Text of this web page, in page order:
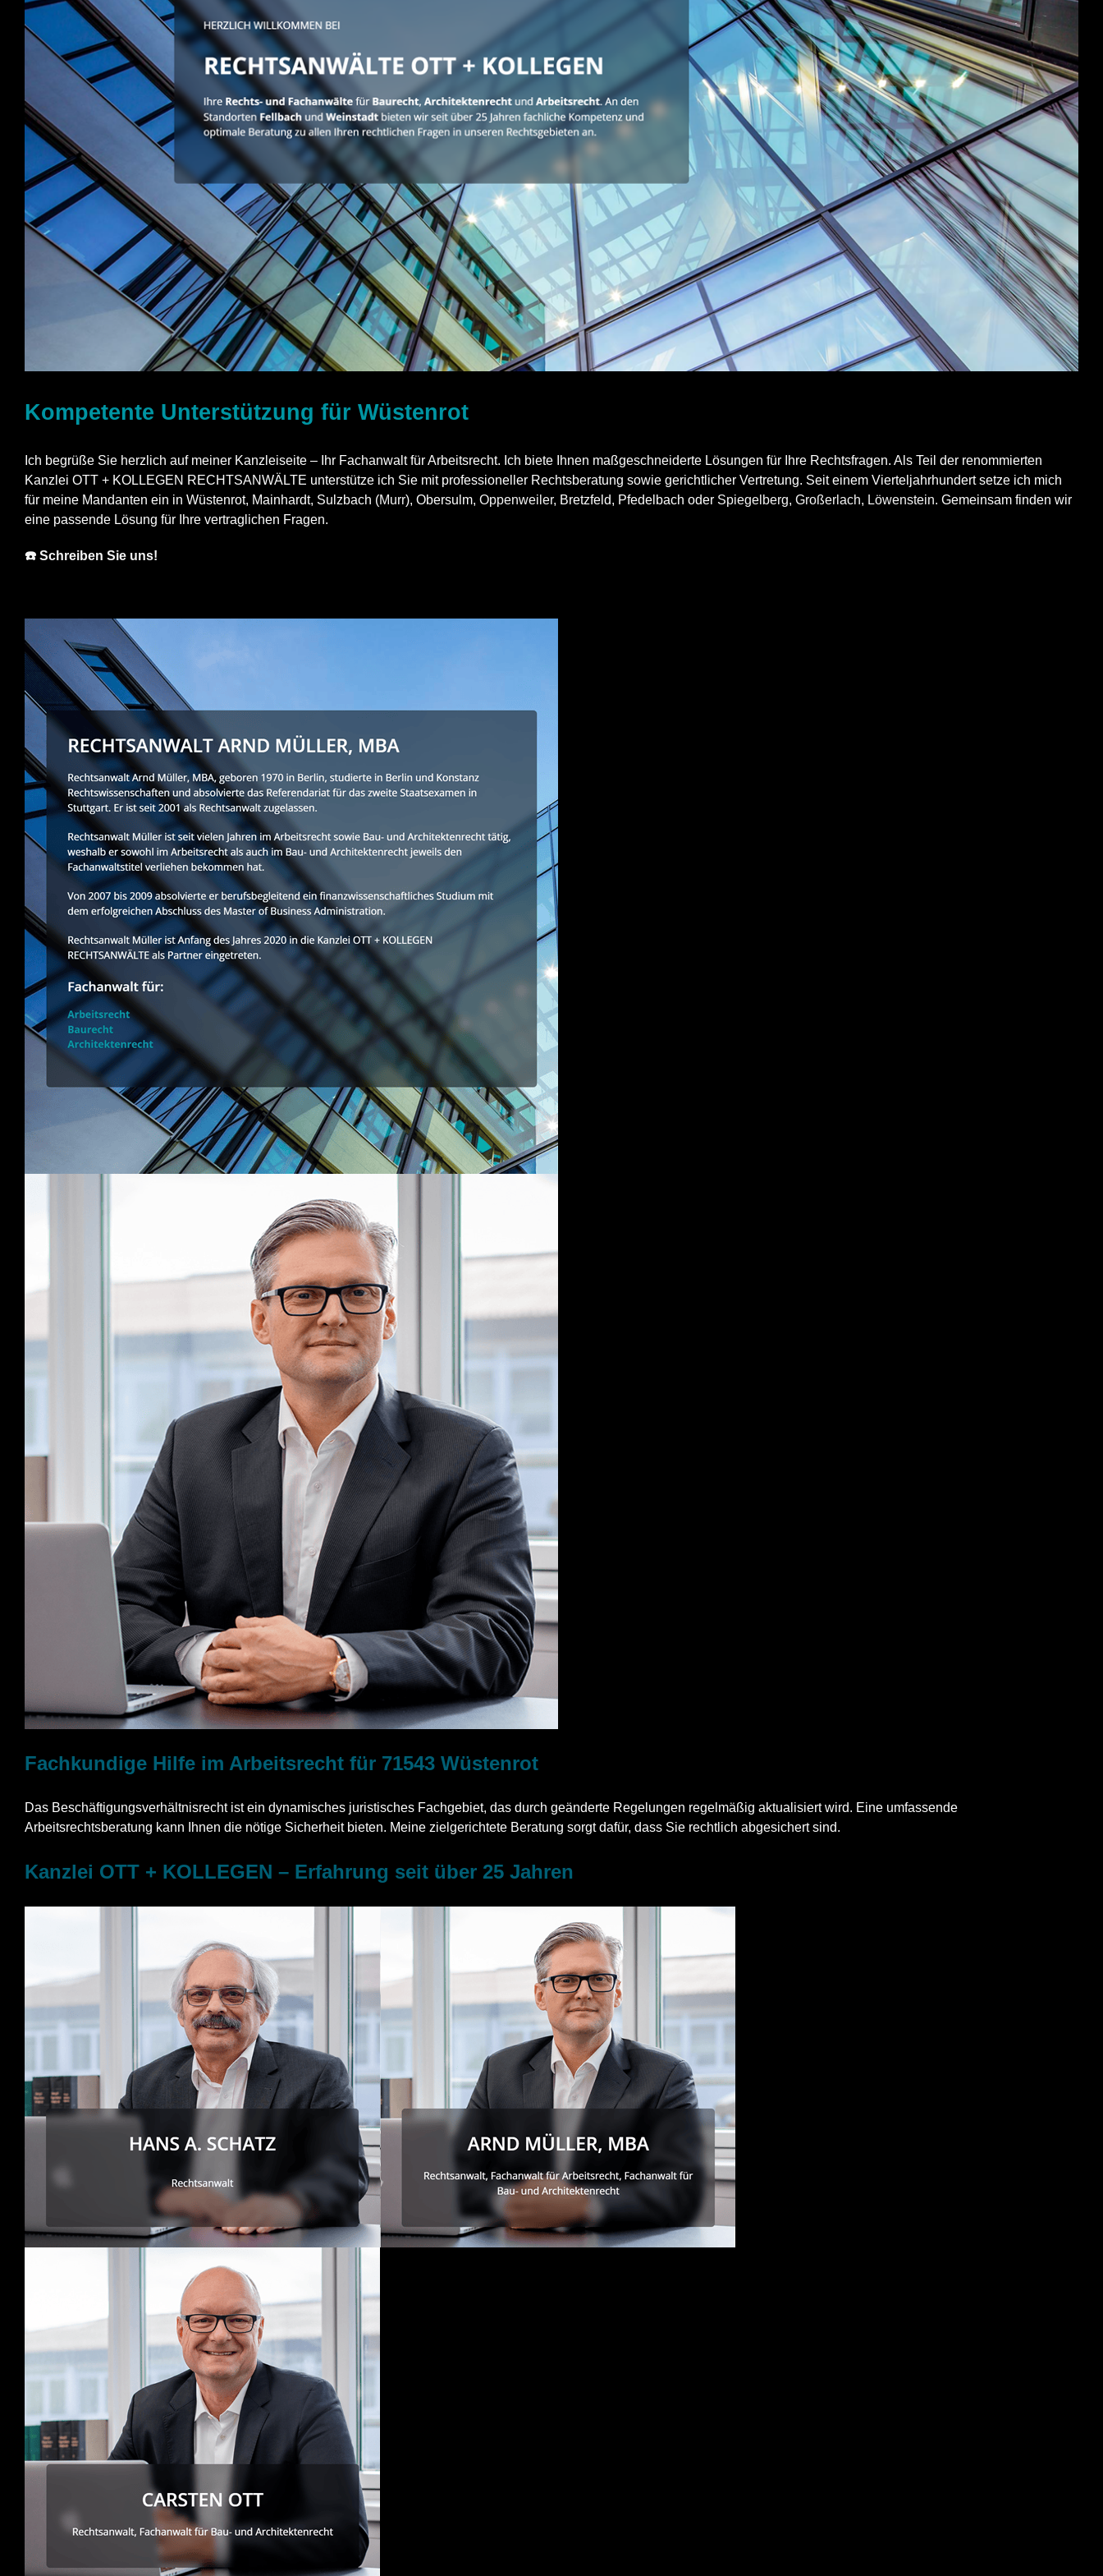
Kompetente Unterstützung für Wüstenrot
Ich begrüße Sie herzlich auf meiner Kanzleiseite – Ihr Fachanwalt für Arbeitsrecht. Ich biete Ihnen maßgeschneiderte Lösungen für Ihre Rechtsfragen. Als Teil der renommierten
Kanzlei OTT + KOLLEGEN RECHTSANWÄLTE unterstütze ich Sie mit professioneller Rechtsberatung sowie gerichtlicher Vertretung. Seit einem Vierteljahrhundert setze ich mich
für meine Mandanten ein in Wüstenrot, Mainhardt, Sulzbach (Murr), Obersulm, Oppenweiler, Bretzfeld, Pfedelbach oder Spiegelberg, Großerlach, Löwenstein. Gemeinsam finden wir
eine passende Lösung für Ihre vertraglichen Fragen.
☎️ Schreiben Sie uns!
Fachkundige Hilfe im Arbeitsrecht für 71543 Wüstenrot
Das Beschäftigungsverhältnisrecht ist ein dynamisches juristisches Fachgebiet, das durch geänderte Regelungen regelmäßig aktualisiert wird. Eine umfassende
Arbeitsrechtsberatung kann Ihnen die nötige Sicherheit bieten. Meine zielgerichtete Beratung sorgt dafür, dass Sie rechtlich abgesichert sind.
Kanzlei OTT + KOLLEGEN – Erfahrung seit über 25 Jahren